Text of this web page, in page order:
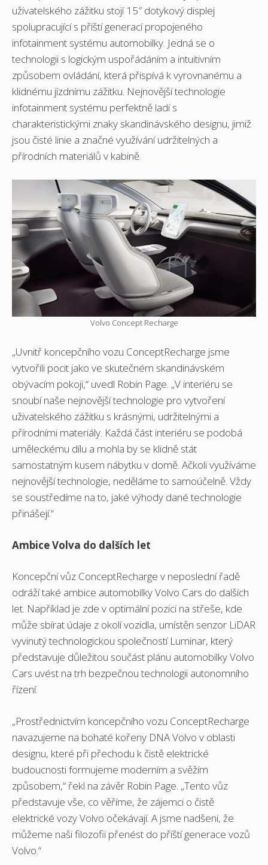
uživatelského zážitku stojí 15″ dotykový displej
spolupracující s příští generací propojeného
infotainment systému automobilky. Jedná se o
technologii s logickým uspořádáním a intuitivním
způsobem ovládání, která přispívá k vyrovnanému a
klidnému jízdnímu zážitku. Nejnovější technologie
infotainment systému perfektně ladí s
charakteristickými znaky skandinávského designu, jimiž
jsou čisté linie a značné využívání udržitelných a
přírodních materiálů v kabině.
Volvo Concept Recharge
„Uvnitř koncepčního vozu ConceptRecharge jsme
vytvořili pocit jako ve skutečném skandinávském
obývacím pokoji,“ uvedl Robin Page. „V interiéru se
snoubí naše nejnovější technologie pro vytvoření
uživatelského zážitku s krásnými, udržitelnými a
přírodními materiály. Každá část interiéru se podobá
uměleckému dílu a mohla by se klidně stát
samostatným kusem nábytku v domě. Ačkoli využíváme
nejnovější technologie, neděláme to samoúčelně. Vždy
se soustředíme na to, jaké výhody dané technologie
přinášejí.“
Ambice Volva do dalších let
Koncepční vůz ConceptRecharge v neposlední řadě
odráží také ambice automobilky Volvo Cars do dalších
let. Například je zde v optimální pozici na střeše, kde
může sbírat údaje z okolí vozidla, umístěn senzor LiDAR
vyvinutý technologickou společností Luminar, který
představuje důležitou součást plánu automobilky Volvo
Cars uvést na trh bezpečnou technologii autonomního
řízení.
„Prostřednictvím koncepčního vozu ConceptRecharge
navazujeme na bohaté kořeny DNA Volvo v oblasti
designu, které při přechodu k čistě elektrické
budoucnosti formujeme moderním a svěžím
způsobem,“ řekl na závěr Robin Page. „Tento vůz
představuje vše, co věříme, že zájemci o čistě
elektrické vozy Volvo očekávají. A jsme nadšeni, že
můžeme naši filozofii přenést do příští generace vozů
Volvo.“